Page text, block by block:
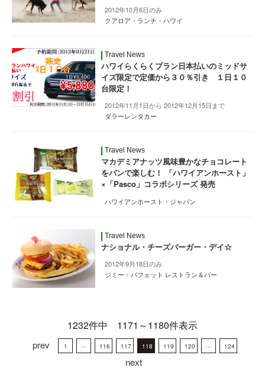
2012年10月6日のみ
クアロア・ランチ・ハワイ
Travel News
ハワイらくらくプラン日本払いのミッドサ
イズ限定で定価から３０％引き １日１０
台限定！
2012年11月1日から 2012年12月15日まで
ダラーレンタカー
Travel News
マカデミアナッツ風味豊かなチョコレート
をパンで楽しむ！ 「ハワイアンホースト」
×「Pasco」コラボシリーズ 発売
ハワイアンホースト・ジャパン
Travel News
ナショナル・チーズバーガー・デイ☆
2012年9月18日のみ
ジミー・バフェット レストラン＆バー
1232件中 1171～1180件表示
prev 1 ··· 116 117 118 119 120 ··· 124
next